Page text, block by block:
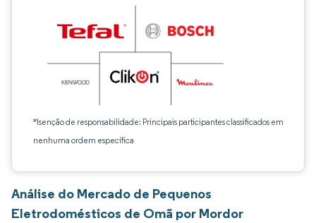
*Isenção de responsabilidade: Principais participantes classificados em
nenhuma ordem específica
Análise do Mercado de Pequenos
Eletrodomésticos de Omã por Mordor